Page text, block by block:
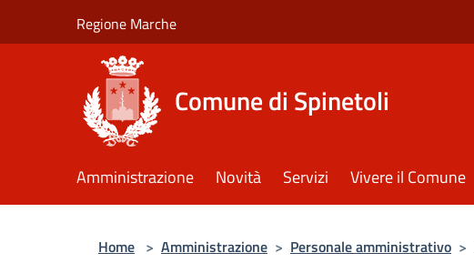
Regione Marche
Comune di Spinetoli
Amministrazione Novità Servizi Vivere il Comune
Home > Amministrazione > Personale amministrativo >